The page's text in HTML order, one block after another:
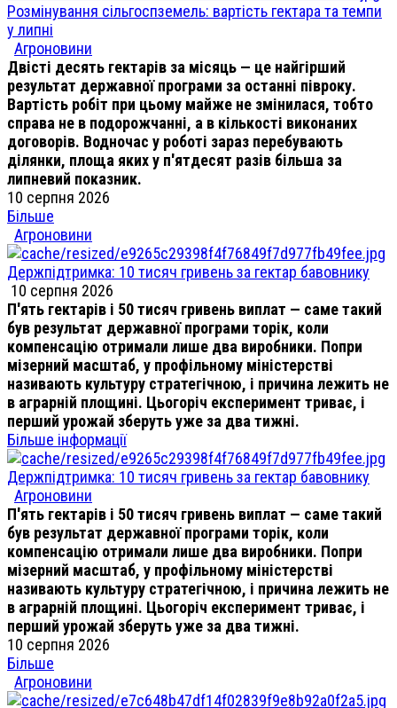
Розмінування сільгоспземель: вартість гектара та темпи
у липні
Агроновини
Двісті десять гектарів за місяць — це найгірший
результат державної програми за останні півроку.
Вартість робіт при цьому майже не змінилася, тобто
справа не в подорожчанні, а в кількості виконаних
договорів. Водночас у роботі зараз перебувають
ділянки, площа яких у п'ятдесят разів більша за
липневий показник.
10 серпня 2026
Більше
Агроновини
Держпідтримка: 10 тисяч гривень за гектар бавовнику
10 серпня 2026
П'ять гектарів і 50 тисяч гривень виплат — саме такий
був результат державної програми торік, коли
компенсацію отримали лише два виробники. Попри
мізерний масштаб, у профільному міністерстві
називають культуру стратегічною, і причина лежить не
в аграрній площині. Цьогоріч експеримент триває, і
перший урожай зберуть уже за два тижні.
Більше інформації
Держпідтримка: 10 тисяч гривень за гектар бавовнику
Агроновини
П'ять гектарів і 50 тисяч гривень виплат — саме такий
був результат державної програми торік, коли
компенсацію отримали лише два виробники. Попри
мізерний масштаб, у профільному міністерстві
називають культуру стратегічною, і причина лежить не
в аграрній площині. Цьогоріч експеримент триває, і
перший урожай зберуть уже за два тижні.
10 серпня 2026
Більше
Агроновини